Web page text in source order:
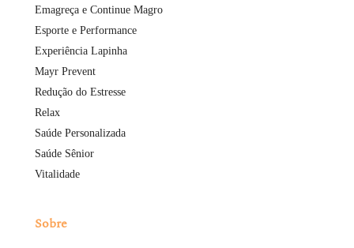
Emagreça e Continue Magro
Esporte e Performance
Experiência Lapinha
Mayr Prevent
Redução do Estresse
Relax
Saúde Personalizada
Saúde Sênior
Vitalidade
Sobre